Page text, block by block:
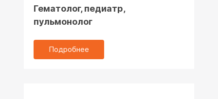
Гематолог, педиатр,
пульмонолог
Подробнее